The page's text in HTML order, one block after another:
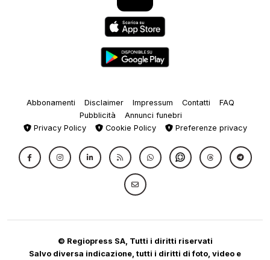
Abbonamenti Disclaimer Impressum Contatti
FAQ
Pubblicità
Annunci funebri
Privacy Policy
Cookie Policy Preferenze privacy
© Regiopress SA, Tutti i diritti riservati
Salvo diversa indicazione, tutti i diritti di foto, video e